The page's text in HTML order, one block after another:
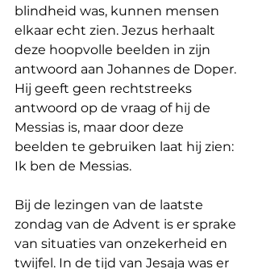
blindheid was, kunnen mensen
elkaar echt zien. Jezus herhaalt
deze hoopvolle beelden in zijn
antwoord aan Johannes de Doper.
Hij geeft geen rechtstreeks
antwoord op de vraag of hij de
Messias is, maar door deze
beelden te gebruiken laat hij zien:
Ik ben de Messias.
Bij de lezingen van de laatste
zondag van de Advent is er sprake
van situaties van onzekerheid en
twijfel. In de tijd van Jesaja was er